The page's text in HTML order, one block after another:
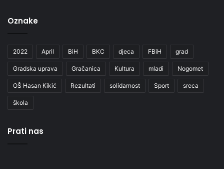
Oznake
2022 April BiH BKC djeca FBiH grad
Gradska uprava Gračanica Kultura mladi Nogomet
OŠ Hasan Kikić Rezultati solidarnost Sport sreca
škola
Prati nas